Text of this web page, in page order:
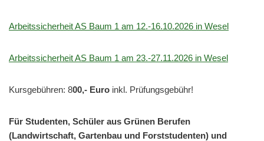
Arbeitssicherheit AS Baum 1 am 12.-16.10.2026 in Wesel
Arbeitssicherheit AS Baum 1 am 23.-27.11.2026 in Wesel
Kursgebühren: 800,- Euro inkl. Prüfungsgebühr!
Für Studenten, Schüler aus Grünen Berufen
(Landwirtschaft, Gartenbau und Forststudenten) und